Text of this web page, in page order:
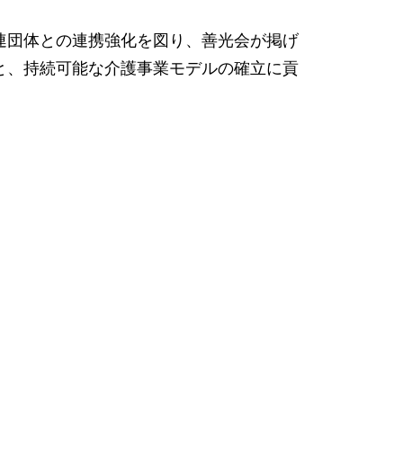
体との連携強化を図り、善光会が掲げ
持続可能な介護事業モデルの確立に貢